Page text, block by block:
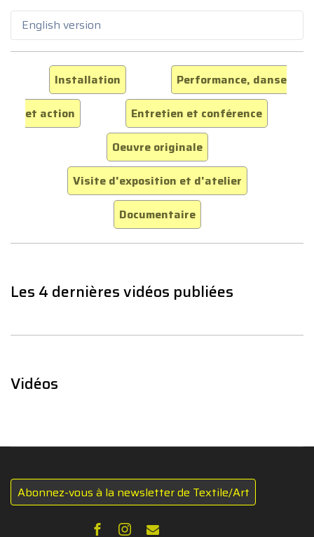
English version
Installation
Performance, danse
et action
Entretien et conférence
Oeuvre originale
Visite d'exposition et d'atelier
Documentaire
Les 4 dernières vidéos publiées
Vidéos
Abonnez-vous à la newsletter de Textile/Art